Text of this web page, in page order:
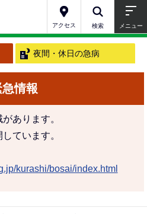
アクセス 検索 メニュー
夜間・休日の急病
急情報
あります。
ています。
kurashi/bosai/index.html